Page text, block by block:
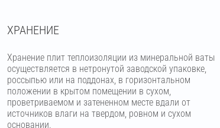
ХРАНЕНИЕ
Хранение плит теплоизоляции из минеральной ваты
осуществляется в нетронутой заводской упаковке,
россыпью или на поддонах, в горизонтальном
положении в крытом помещении в сухом,
проветриваемом и затененном месте вдали от
источников влаги на твердом, ровном и сухом
основании.